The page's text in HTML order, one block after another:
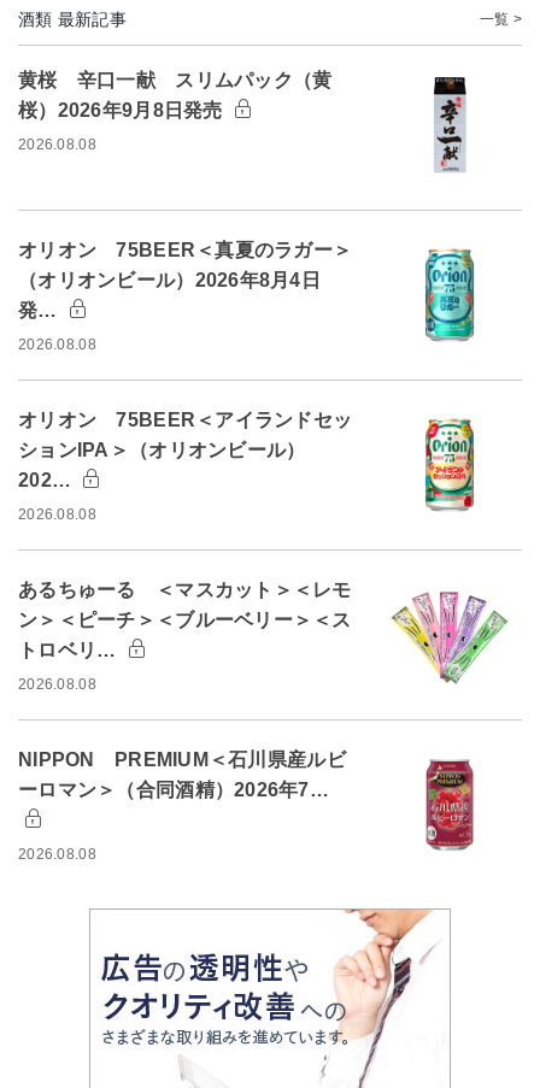
酒類 最新記事 一覧 >
黄桜 辛口一献 スリムパック（黄
桜）2026年9月8日発売
2026.08.08
オリオン 75BEER＜真夏のラガー＞
（オリオンビール）2026年8月4日
発…
2026.08.08
オリオン 75BEER＜アイランドセッ
ションIPA＞（オリオンビール）
202…
2026.08.08
あるちゅーる ＜マスカット＞＜レモ
ン＞＜ピーチ＞＜ブルーベリー＞＜ス
トロベリ…
2026.08.08
NIPPON PREMIUM＜石川県産ルビ
ーロマン＞（合同酒精）2026年7…
2026.08.08